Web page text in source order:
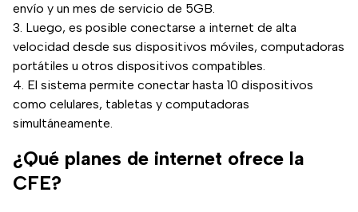
envío y un mes de servicio de 5GB.
Luego, es posible conectarse a internet de alta
velocidad desde sus dispositivos móviles, computadoras
portátiles u otros dispositivos compatibles.
El sistema permite conectar hasta 10 dispositivos
como celulares, tabletas y computadoras
simultáneamente.
¿Qué planes de internet ofrece la
CFE?